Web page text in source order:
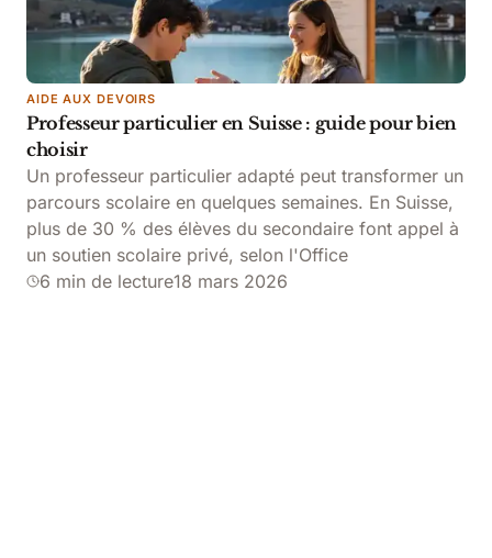
AIDE AUX DEVOIRS
Professeur particulier en Suisse : guide pour bien
choisir
Un professeur particulier adapté peut transformer un
parcours scolaire en quelques semaines. En Suisse,
plus de 30 % des élèves du secondaire font appel à
un soutien scolaire privé, selon l'Office
6 min de lecture18 mars 2026